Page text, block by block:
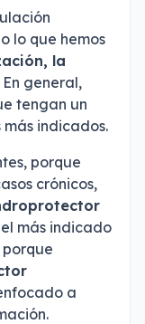
lo que hemos
la
En general,
tengan un
más indicados.
porque
crónicos,
más indicado
a